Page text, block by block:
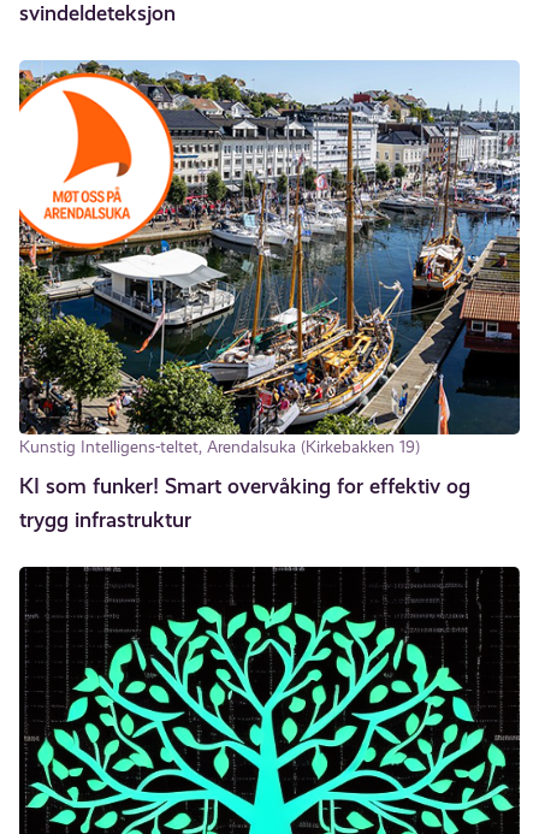
svindeldeteksjon
Kunstig Intelligens-teltet, Arendalsuka (Kirkebakken 19)
KI som funker! Smart overvåking for effektiv og
trygg infrastruktur